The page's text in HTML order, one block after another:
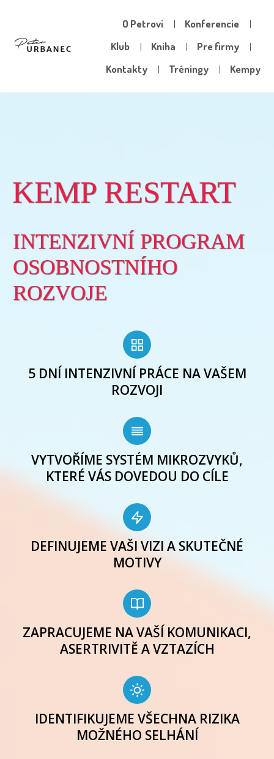
O Petrovi
Konferencie
Klub
Kniha
Pre firmy
Kontakty
Tréningy Kempy
KEMP RESTART
INTENZIVNÍ PROGRAM
OSOBNOSTNÍHO
ROZVOJE
5 DNÍ INTENZIVNÍ PRÁCE NA VAŠEM
ROZVOJI
VYTVOŘÍME SYSTÉM MIKROZVYKŮ,
KTERÉ VÁS DOVEDOU DO CÍLE
DEFINUJEME VAŠI VIZI A SKUTEČNÉ
MOTIVY
ZAPRACUJEME NA VAŠÍ KOMUNIKACI,
ASERTRIVITĚ A VZTAZÍCH
IDENTIFIKUJEME VŠECHNA RIZIKA
MOŽNÉHO SELHÁNÍ